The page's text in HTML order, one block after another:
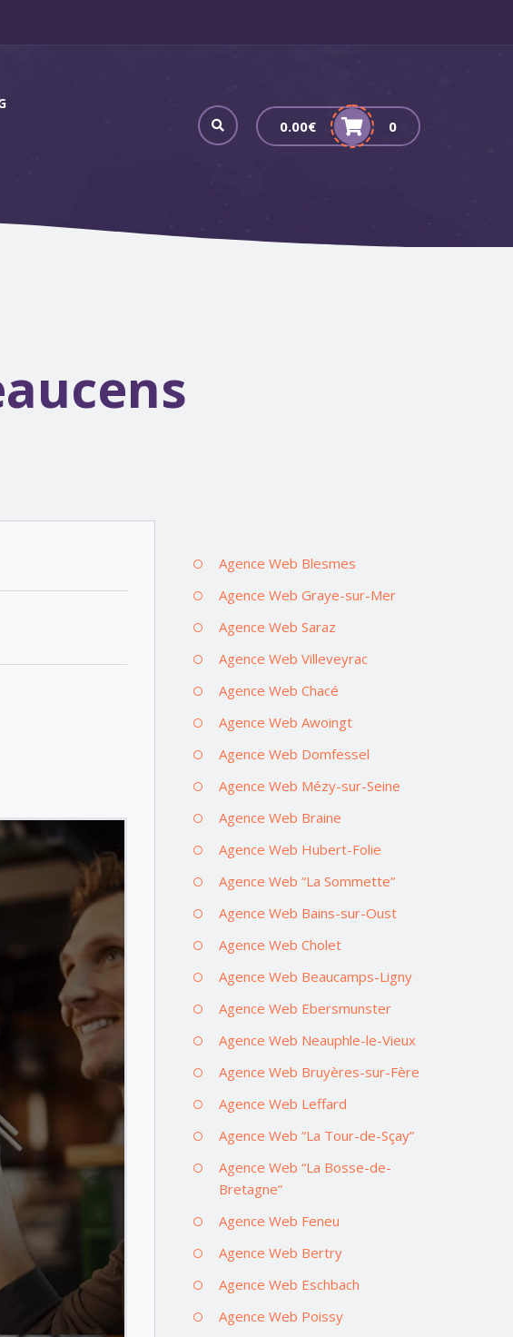
0.00€ 0
Agence Web Blesmes
Agence Web Graye-sur-Mer
Agence Web Saraz
Agence Web Villeveyrac
Agence Web Chacé
Agence Web Awoingt
Agence Web Domfessel
Agence Web Mézy-sur-Seine
Agence Web Braine
Agence Web Hubert-Folie
Agence Web “La Sommette”
Agence Web Bains-sur-Oust
Agence Web Cholet
Agence Web Beaucamps-Ligny
Agence Web Ebersmunster
Agence Web Neauphle-le-Vieux
Agence Web Bruyères-sur-Fère
Agence Web Leffard
Agence Web “La Tour-de-Sçay”
Agence Web “La Bosse-de-
Bretagne”
Agence Web Feneu
Agence Web Bertry
Agence Web Eschbach
Agence Web Poissy